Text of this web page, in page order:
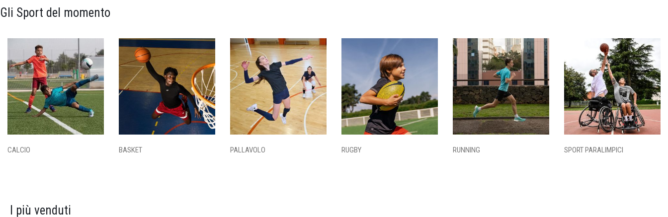
Gli Sport del momento
CALCIO BASKET PALLAVOLO RUGBY RUNNING SPORT PARALIMPICI
I più venduti